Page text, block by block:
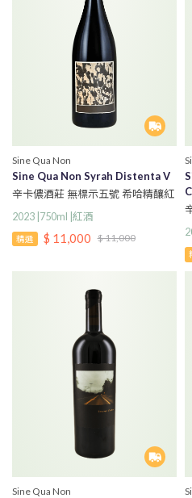
Sine Qua Non
Sine Qua Non Syrah Distenta V
辛卡儂酒莊 無標示五號 希哈精釀紅
2023 |750ml |紅酒
精選 $ 11,000 $ 11,000
Sine Qua Non